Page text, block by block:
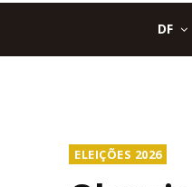
DF
ELEIÇÕES 2026